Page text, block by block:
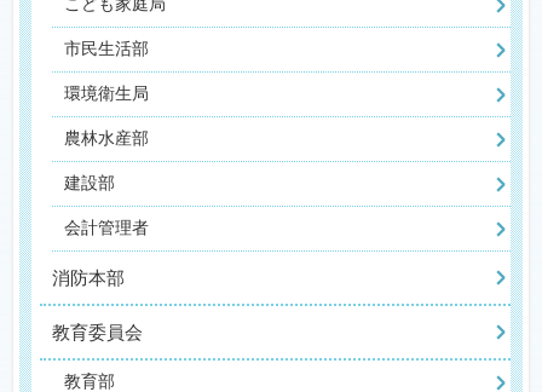
こども家庭局
市民生活部
環境衛生局
農林水産部
建設部
会計管理者
消防本部
教育委員会
教育部